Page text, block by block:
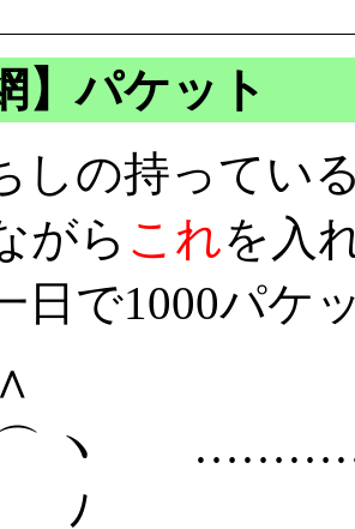
】パケット
しの持ってい
がら これを入
で1000パケ
ヽ …………
ﾉ